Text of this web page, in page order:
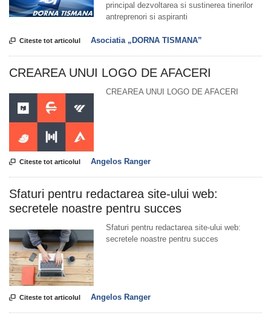
principal dezvoltarea si sustinerea tinerilor
antreprenori si aspiranti
 Citeste tot articolul Asociatia „DORNA TISMANA”
CREAREA UNUI LOGO DE AFACERI
CREAREA UNUI LOGO DE AFACERI
 Citeste tot articolul Angelos Ranger
Sfaturi pentru redactarea site-ului web:
secretele noastre pentru succes
Sfaturi pentru redactarea site-ului web:
secretele noastre pentru succes
 Citeste tot articolul Angelos Ranger